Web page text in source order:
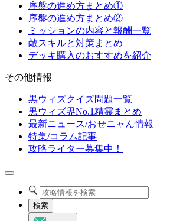
序盤の進め方まとめ①
序盤の進め方まとめ②
ミッションの内容と報酬一覧
敵スキルと対策まとめ
デッキ購入のおすすめを紹介
その他情報
黒ウィズクイズ問題一覧
黒ウィズ界No.1精霊まとめ
最新ニュース/おせニャん情報
特集/コラム記事
攻略ライター募集中！
検索